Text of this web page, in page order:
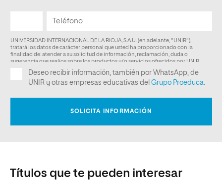
Títulos que te pueden interesar